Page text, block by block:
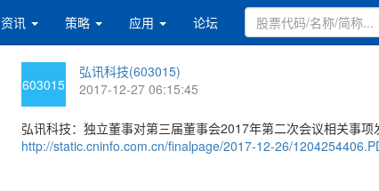
资讯 策略 应用 论坛
603015
弘讯科技(603015)
2017-12-27 06:15:45
弘讯科技：独立董事对第三届董事会2017年第二次会议相关事项
http://static.cninfo.com.cn/finalpage/2017-12-26/